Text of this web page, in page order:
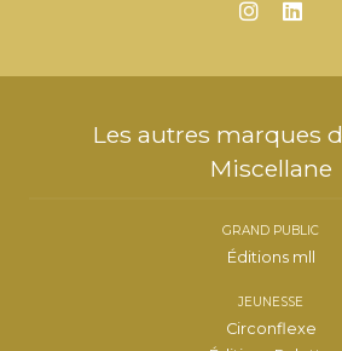
Les autres marques
Miscellane
GRAND PUBLIC
Éditions mll
JEUNESSE
Circonflexe